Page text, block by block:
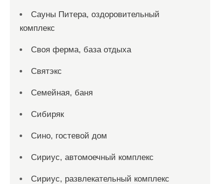
Сауны Питера, оздоровительный
комплекс
Своя ферма, база отдыха
Святэкс
Семейная, баня
Сибиряк
Сино, гостевой дом
Сириус, автомоечный комплекс
Сириус, развлекательный комплекс